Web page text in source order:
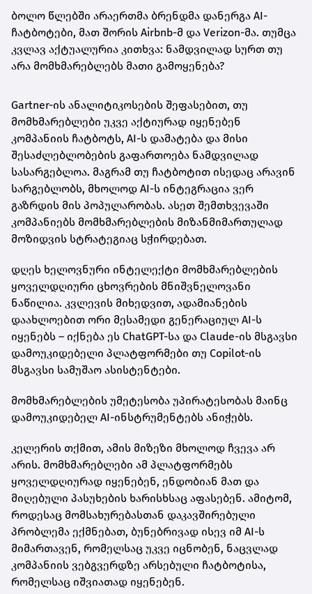
ბოლო წლებში არაერთმა ბრენდმა დანერგა AI-
ჩატბოტები, მათ შორის Airbnb-მ და Verizon-მა. თუმცა
კვლავ აქტუალურია კითხვა: ნამდვილად სურთ თუ
არა მომხმარებლებს მათი გამოყენება?
Gartner-ის ანალიტიკოსების შეფასებით, თუ
მომხმარებლები უკვე აქტიურად იყენებენ
კომპანიის ჩატბოტს, AI-ს დამატება და მისი
შესაძლებლობების გაფართოება ნამდვილად
სასარგებლოა. მაგრამ თუ ჩატბოტით ისედაც არავინ
სარგებლობს, მხოლოდ AI-ს ინტეგრაცია ვერ
გაზრდის მის პოპულარობას. ასეთ შემთხვევაში
კომპანიებს მომხმარებლების მიზანმიმართულად
მოზიდვის სტრატეგიაც სჭირდებათ.
დღეს ხელოვნური ინტელექტი მომხმარებლების
ყოველდღიური ცხოვრების მნიშვნელოვანი
ნაწილია. კვლევის მიხედვით, ადამიანების
დაახლოებით ორი მესამედი გენერაციულ AI-ს
იყენებს – იქნება ეს ChatGPT-სა და Claude-ის მსგავსი
დამოუკიდებელი პლატფორმები თუ Copilot-ის
მსგავსი სამუშაო ასისტენტები.
მომხმარებლების უმეტესობა უპირატესობას მაინც
დამოუკიდებელ AI-ინსტრუმენტებს ანიჭებს.
კელერის თქმით, ამის მიზეზი მხოლოდ ჩვევა არ
არის. მომხმარებლები ამ პლატფორმებს
ყოველდღიურად იყენებენ, ენდობიან მათ და
მიღებული პასუხების ხარისხსაც აფასებენ. ამიტომ,
როდესაც მომსახურებასთან დაკავშირებული
პრობლემა ექმნებათ, ბუნებრივად ისევ იმ AI-ს
მიმართავენ, რომელსაც უკვე იცნობენ, ნაცვლად
კომპანიის ვებგვერდზე არსებული ჩატბოტისა,
რომელსაც იშვიათად იყენებენ.